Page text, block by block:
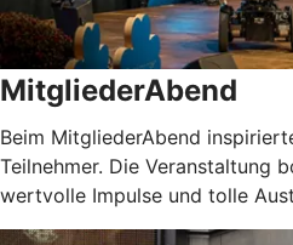
MitgliederAbend
Beim MitgliederAbend
Teilnehmer. Die Veranstaltung
wertvolle Impulse und tolle